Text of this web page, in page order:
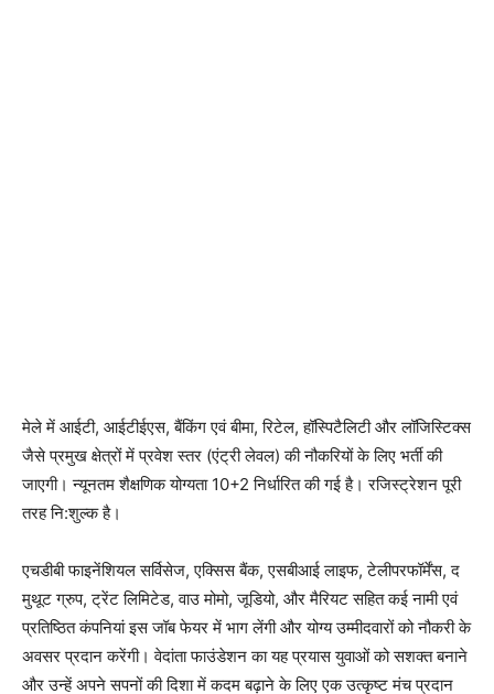
मेले में आईटी, आईटीईएस, बैंकिंग एवं बीमा, रिटेल, हॉस्पिटैलिटी और लॉजिस्टिक्स
जैसे प्रमुख क्षेत्रों में प्रवेश स्तर (एंट्री लेवल) की नौकरियों के लिए भर्ती की
जाएगी। न्यूनतम शैक्षणिक योग्यता 10+2 निर्धारित की गई है। रजिस्ट्रेशन पूरी
तरह नि:शुल्क है।
एचडीबी फाइनेंशियल सर्विसेज, एक्सिस बैंक, एसबीआई लाइफ, टेलीपरफॉर्मेंस, द
मुथूट ग्रुप, ट्रेंट लिमिटेड, वाउ मोमो, जूडियो, और मैरियट सहित कई नामी एवं
प्रतिष्ठित कंपनियां इस जॉब फेयर में भाग लेंगी और योग्य उम्मीदवारों को नौकरी के
अवसर प्रदान करेंगी। वेदांता फाउंडेशन का यह प्रयास युवाओं को सशक्त बनाने
और उन्हें अपने सपनों की दिशा में कदम बढ़ाने के लिए एक उत्कृष्ट मंच प्रदान